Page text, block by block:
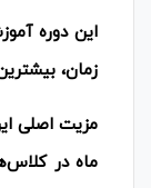
این دوره
زمان،
مزیت اصلی
ماه در